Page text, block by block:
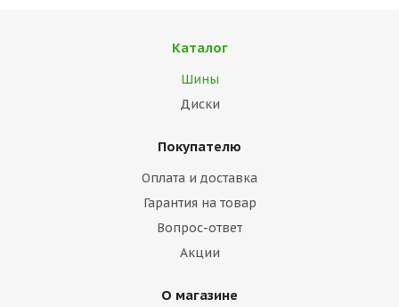
Каталог
Шины
Диски
Покупателю
Оплата и доставка
Гарантия на товар
Вопрос-ответ
Акции
О магазине